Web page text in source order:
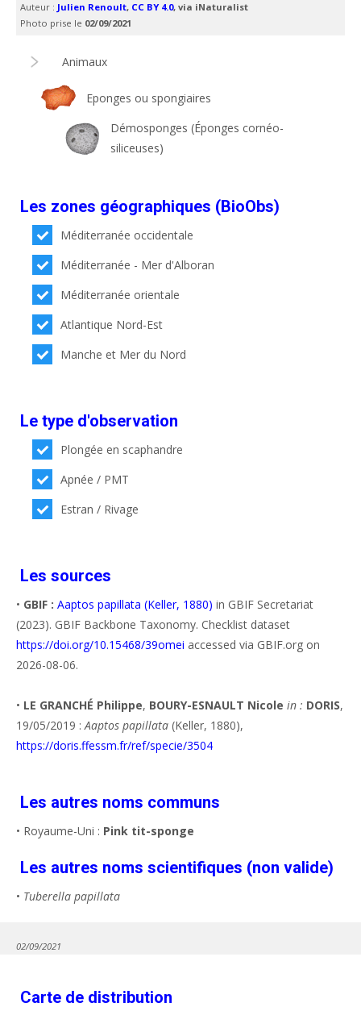
Auteur : Julien Renoult, CC BY 4.0, via iNaturalist
Photo prise le 02/09/2021
Animaux
Eponges ou spongiaires
Démosponges (Éponges cornéo-
siliceuses)
Les zones géographiques (BioObs)
Méditerranée occidentale
Méditerranée - Mer d'Alboran
Méditerranée orientale
Atlantique Nord-Est
Manche et Mer du Nord
Le type d'observation
Plongée en scaphandre
Apnée / PMT
Estran / Rivage
Les sources
• GBIF : Aaptos papillata (Keller, 1880) in GBIF Secretariat
(2023). GBIF Backbone Taxonomy. Checklist dataset
https://doi.org/10.15468/39omei accessed via GBIF.org on
2026-08-06.
• LE GRANCHÉ Philippe, BOURY-ESNAULT Nicole in : DORIS,
19/05/2019 :Aaptos papillata (Keller, 1880),
https://doris.ffessm.fr/ref/specie/3504
Les autres noms communs
• Royaume-Uni : Pink tit-sponge
Les autres noms scientifiques (non valide)
• Tuberella papillata
02/09/2021
Carte de distribution